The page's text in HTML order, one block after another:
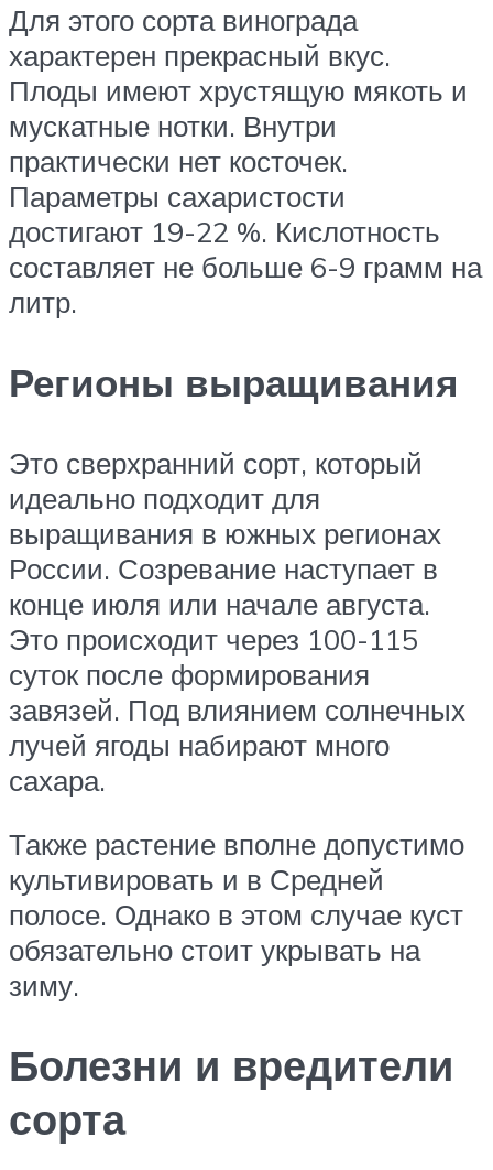
Для этого сорта винограда
характерен прекрасный вкус.
Плоды имеют хрустящую мякоть и
мускатные нотки. Внутри
практически нет косточек.
Параметры сахаристости
достигают 19-22 %. Кислотность
составляет не больше 6-9 грамм на
литр.
Регионы выращивания
Это сверхранний сорт, который
идеально подходит для
выращивания в южных регионах
России. Созревание наступает в
конце июля или начале августа.
Это происходит через 100-115
суток после формирования
завязей. Под влиянием солнечных
лучей ягоды набирают много
сахара.
Также растение вполне допустимо
культивировать и в Средней
полосе. Однако в этом случае куст
обязательно стоит укрывать на
зиму.
Болезни и вредители
сорта